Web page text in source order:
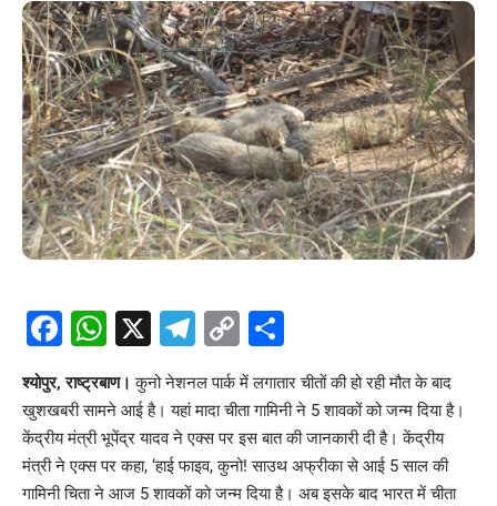
Facebook
WhatsApp
X Telegram
Copy
Link
श्योपुर, राष्ट्रबाण। कुनो नेशनल पार्क में लगातार चीतों की हो रही मौत के बाद
खुशखबरी सामने आई है। यहां मादा चीता गामिनी ने 5 शावकों को जन्म दिया है।
केंद्रीय मंत्री भूपेंद्र यादव ने एक्स पर इस बात की जानकारी दी है। केंद्रीय
मंत्री ने एक्स पर कहा, ‘हाई फाइव, कुनो! साउथ अफ्रीका से आई 5 साल की
गामिनी चिता ने आज 5 शावकों को जन्म दिया है। अब इसके बाद भारत में चीता